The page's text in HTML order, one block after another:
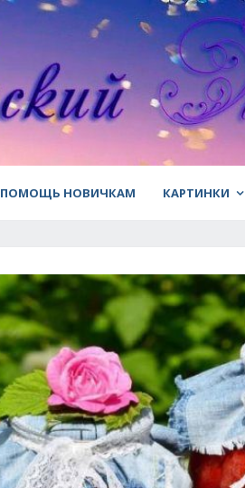
ПОМОЩЬ НОВИЧКАМ КАРТИНКИ